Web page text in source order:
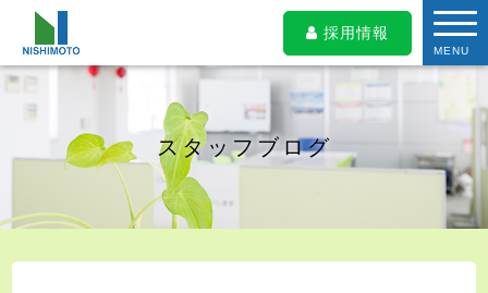
採用情報
MENU
スタッフブログ